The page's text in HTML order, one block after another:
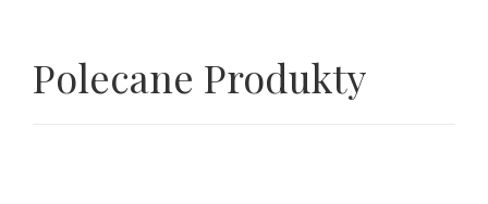
Polecane Produkty